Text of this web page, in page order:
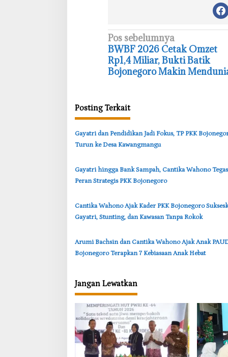
N
a
v
a
i
o
s
Pos sebelumnya
‎BWBF 2026 Cetak Omzet
Rp1,4 Miliar, Bukti Batik
Bojonegoro Makin
Posting Terkait
‎Gayatri dan Pendidikan Jadi Fokus, TP PKK
Turun ke Desa Kawangmangu
‎Gayatri hingga Bank Sampah, Cantika Wahono
Peran Strategis PKK Bojonegoro
‎Cantika Wahono Ajak Kader PKK Bojonegoro
Gayatri, Stunting, dan Kawasan Tanpa Rokok
‎Arumi Bachsin dan Cantika Wahono Ajak Anak
Bojonegoro Terapkan 7 Kebiasaan Anak Hebat
Jangan Lewatkan